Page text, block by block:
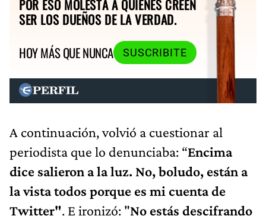
POR ESO MOLESTA A QUIENES CREEN
SER LOS DUEÑOS DE LA VERDAD.
HOY MÁS QUE NUNCA
SUSCRIBITE
A continuación, volvió a cuestionar al
periodista que lo denunciaba: “Encima
dice salieron a la luz. No, boludo, están a
la vista todos porque es mi cuenta de
Twitter". E ironizó: "No estás descifrando